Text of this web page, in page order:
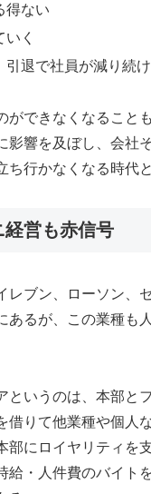
得ない
く
引退で社員が減り続
ができなくなること
影響を及ぼし、会社
ち行かなくなる時代
営も赤信号
レブン、ローソン、
あるが、この業種も
というのは、本部と
借りて他業種や個人
部にロイヤリティを
給・人件費のバイト